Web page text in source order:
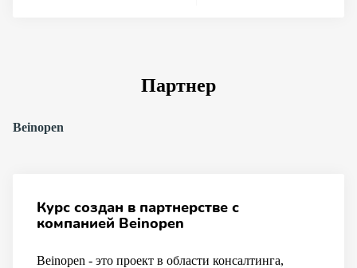
Партнер
Beinopen
Курс создан в партнерстве с
компанией Beinopen
Beinopen - это проект в области консалтинга,